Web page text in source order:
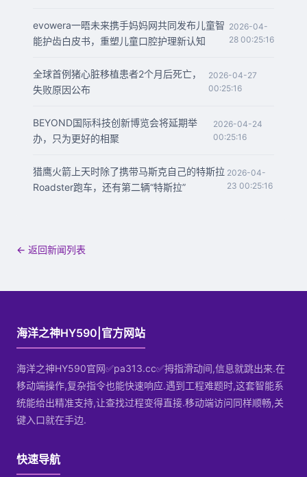
evowera一晤未来携手妈妈网共同发布儿童智
能护齿白皮书，重塑儿童口腔护理新认知
2026-04-
28 00:25:16
全球首例猪心脏移植患者2个月后死亡，
失败原因公布
2026-04-27
00:25:16
BEYOND国际科技创新博览会将延期举
办，只为更好的相聚
2026-04-24
00:25:16
猎鹰火箭上天时除了携带马斯克自己的特斯拉
Roadster跑车，还有第二辆“特斯拉”
2026-04-
23 00:25:16
← 返回新闻列表
海洋之神HY590|官方网站
海洋之神HY590官网✅pa313.cc✅拇指滑动间,信息就跳出来.在
移动端操作,复杂指令也能快速响应.遇到工程难题时,这套智能系
统能给出精准支持,让查找过程变得直接.移动端访问同样顺畅,关
键入口就在手边.
快速导航